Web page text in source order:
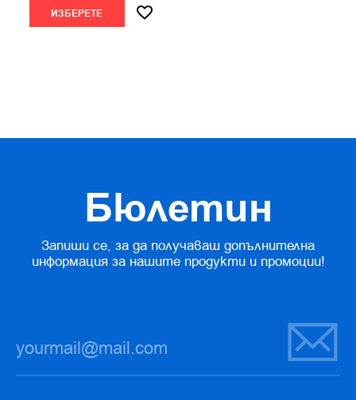
ИЗБЕРЕТЕ
Бюлетин
Запиши се, за да получаваш допълнителна
информация за нашите продукти и промоции!